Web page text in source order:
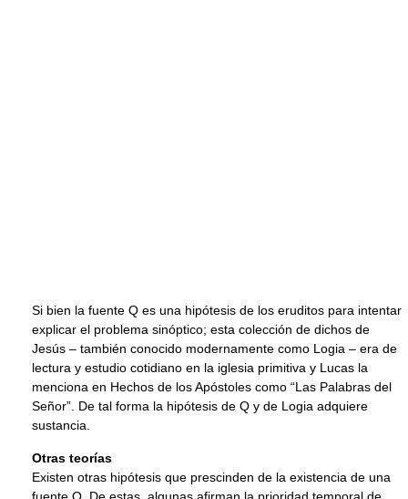
Si bien la fuente Q es una hipótesis de los eruditos para intentar
explicar el problema sinóptico; esta colección de dichos de
Jesús – también conocido modernamente como Logia – era de
lectura y estudio cotidiano en la iglesia primitiva y Lucas la
menciona en Hechos de los Apóstoles como “Las Palabras del
Señor”. De tal forma la hipótesis de Q y de Logia adquiere
sustancia.
Otras teorías
Existen otras hipótesis que prescinden de la existencia de una